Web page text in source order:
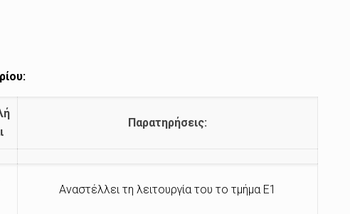
Παρατηρήσεις:
Αναστέλλει τη λειτουργία του το τμήμα Ε1